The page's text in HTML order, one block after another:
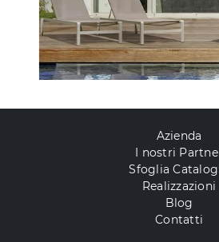
Azienda
I nostri
Sfoglia
Realizzazioni
Blog
Contatti